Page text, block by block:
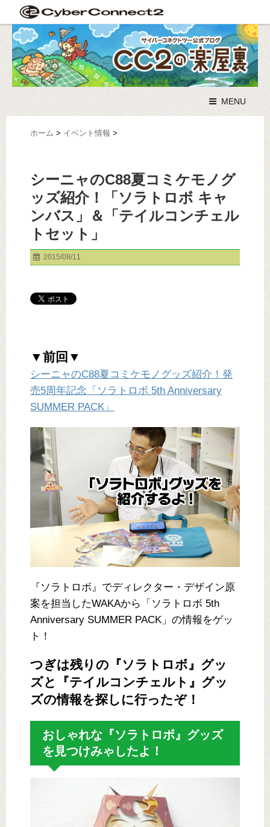
MENU
ホーム > イベント情報 >
シーニャのC88夏コミケモノグ
ッズ紹介！「ソラトロボ キャ
ンバス」＆「テイルコンチェル
トセット」
2015/08/11
▼前回▼
シーニャのC88夏コミケモノグッズ紹介！発
売5周年記念「ソラトロボ 5th Anniversary
SUMMER PACK」
『ソラトロボ』でディレクター・デザイン原
案を担当したWAKAから「ソラトロボ 5th
Anniversary SUMMER PACK」の情報をゲッ
ト！
つぎは残りの『ソラトロボ』グッ
ズと『テイルコンチェルト』グッ
ズの情報を探しに行ったぞ！
おしゃれな『ソラトロボ』グッズ
を見つけみゃしたよ！